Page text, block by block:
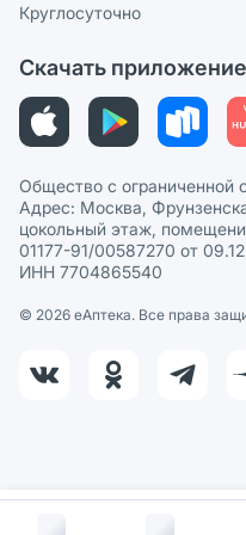
В
Политика рекомендаций
Этика и соответствие
Политика в отношении
Круглосуточно
Скачать приложение
Общество с ограниченной
Адрес: Москва,
цокольный этаж,
01177-91/00587270 от
ИНН 7704865540
© 2026 eАптека. Все права